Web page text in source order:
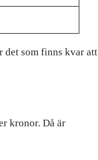
det som finns kvar att
kronor. Då är